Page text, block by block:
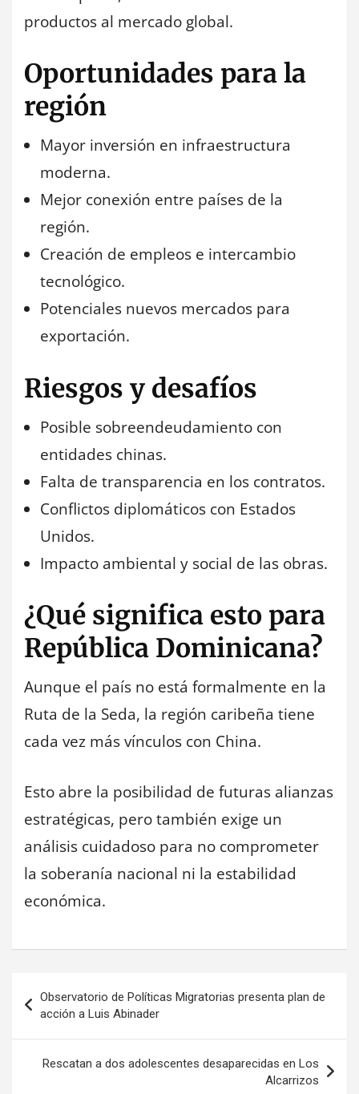
productos al mercado global.
Oportunidades para la
región
Mayor inversión en infraestructura
moderna.
Mejor conexión entre países de la
región.
Creación de empleos e intercambio
tecnológico.
Potenciales nuevos mercados para
exportación.
Riesgos y desafíos
Posible sobreendeudamiento con
entidades chinas.
Falta de transparencia en los contratos.
Conflictos diplomáticos con Estados
Unidos.
Impacto ambiental y social de las obras.
¿Qué significa esto para
República Dominicana?
Aunque el país no está formalmente en la
Ruta de la Seda, la región caribeña tiene
cada vez más vínculos con China.
Esto abre la posibilidad de futuras alianzas
estratégicas, pero también exige un
análisis cuidadoso para no comprometer
la soberanía nacional ni la estabilidad
económica.
Navegación
de
entradas
Observatorio de Políticas Migratorias presenta plan de
acción a Luis Abinader
Rescatan a dos adolescentes desaparecidas en Los
Alcarrizos